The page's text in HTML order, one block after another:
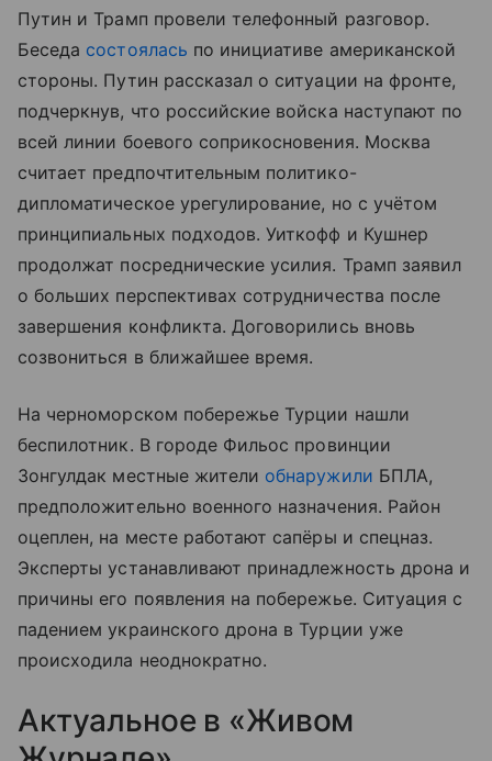
Путин и Трамп провели телефонный разговор.
Беседа состоялась по инициативе американской
стороны. Путин рассказал о ситуации на фронте,
подчеркнув, что российские войска наступают по
всей линии боевого соприкосновения. Москва
считает предпочтительным политико-
дипломатическое урегулирование, но с учётом
принципиальных подходов. Уиткофф и Кушнер
продолжат посреднические усилия. Трамп заявил
о больших перспективах сотрудничества после
завершения конфликта. Договорились вновь
созвониться в ближайшее время.
На черноморском побережье Турции нашли
беспилотник. В городе Фильос провинции
Зонгулдак местные жители обнаружили БПЛА,
предположительно военного назначения. Район
оцеплен, на месте работают сапёры и спецназ.
Эксперты устанавливают принадлежность дрона и
причины его появления на побережье. Ситуация с
падением украинского дрона в Турции уже
происходила неоднократно.
Актуальное в «Живом